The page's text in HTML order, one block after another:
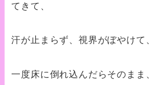
てきて、
汗が止まらず、視界がぼやけて、
一度床に倒れ込んだらそのまま